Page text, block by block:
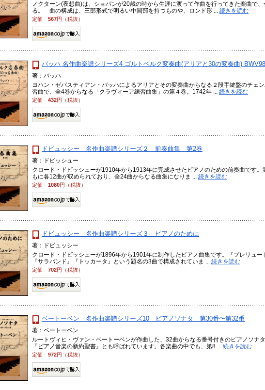
ノクターン(夜想曲)は、ショパンが20歳の時から生涯に渡って作曲を行ってきた楽曲で
る。 曲の構成は、三部形式で明るい中間部を持つものや、ロンド形 ... 続きを読む
定価 567円（税抜）
バッハ 名作曲楽譜シリーズ4 ゴルトベルク変奏曲(アリアと30の変奏曲)
著：バッハ
ヨハン・ゼバスティアン・バッハによるアリアとその変奏曲からなる２段手鍵盤のチェ
習曲で、全4巻からなる「クラヴィーア練習曲集」の第４巻。1742年 ... 続きを読む
定価 432円（税抜）
ドビュッシー 名作曲楽譜シリーズ２ 前奏曲集 第2巻
著：ドビッシュー
クロード・ドビッシューが1910年から1913年に完成させたピアノのための前奏曲です。
もに各12曲が収められており、全24曲からなる曲集になりま ... 続きを読む
定価 1080円（税抜）
ドビュッシー 名作曲楽譜シリーズ３ ピアノのために
著：ドビュッシー
クロード・ドビッシューが1896年から1901年に制作したピアノ曲集です。『プレリュー
『サラバンド』『トッカータ』という題名の3曲で構成されていま ... 続きを読む
定価 702円（税抜）
ベートーベン 名作曲楽譜シリーズ10 ピアノソナタ 第30番〜第32番
著：ベートーベン
ルートヴィヒ・ヴァン・ベートーベンが作曲した、32曲からなる番号付きのピアノソナタ
『ピアノ音楽の新約聖書』とも呼ばれています。各楽曲の中でも、第8 ... 続きを読む
定価 972円（税抜）